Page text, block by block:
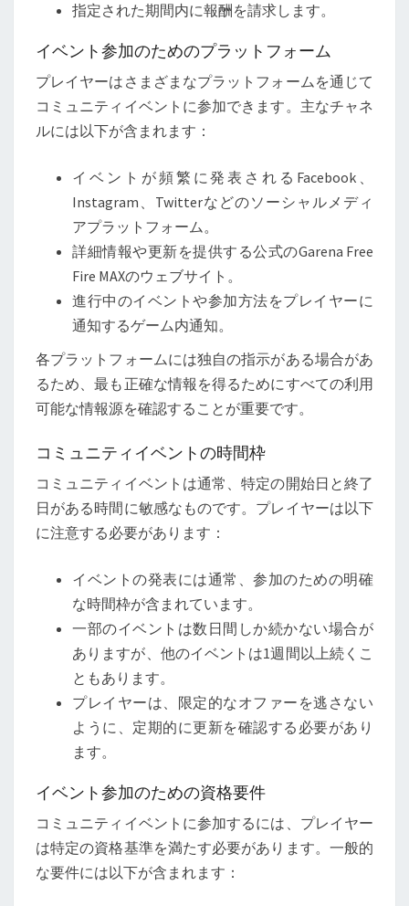
指定された期間内に報酬を請求します。
イベント参加のためのプラットフォーム
プレイヤーはさまざまなプラットフォームを通じて
コミュニティイベントに参加できます。主なチャネ
ルには以下が含まれます：
イベントが頻繁に発表されるFacebook、
Instagram、Twitterなどのソーシャルメディ
アプラットフォーム。
詳細情報や更新を提供する公式のGarena Free
Fire MAXのウェブサイト。
進行中のイベントや参加方法をプレイヤーに
通知するゲーム内通知。
各プラットフォームには独自の指示がある場合があ
るため、最も正確な情報を得るためにすべての利用
可能な情報源を確認することが重要です。
コミュニティイベントの時間枠
コミュニティイベントは通常、特定の開始日と終了
日がある時間に敏感なものです。プレイヤーは以下
に注意する必要があります：
イベントの発表には通常、参加のための明確
な時間枠が含まれています。
一部のイベントは数日間しか続かない場合が
ありますが、他のイベントは1週間以上続くこ
ともあります。
プレイヤーは、限定的なオファーを逃さない
ように、定期的に更新を確認する必要があり
ます。
イベント参加のための資格要件
コミュニティイベントに参加するには、プレイヤー
は特定の資格基準を満たす必要があります。一般的
な要件には以下が含まれます：